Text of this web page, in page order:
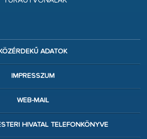
ADATOK
IMPRESSZUM
WEB-MAIL
HIVATAL TELEFONKÖNYVE